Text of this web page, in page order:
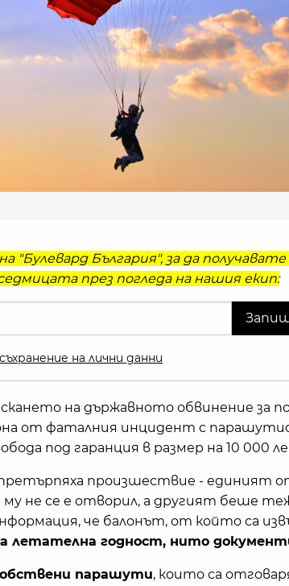
"Булевард България", за да получавате
през погледа на нашия екип:
на лични данни
на държавното обвинение за
от фаталния инцидент с
под гаранция в размер на 10 000
произшествие - единият
не се е отворил, а другият беше
че балонът, от който са
летателна годност, нито
парашути, които са